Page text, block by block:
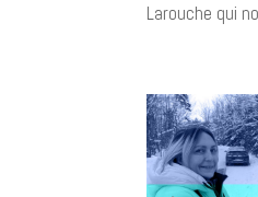
Larouche qui